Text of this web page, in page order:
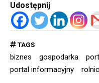
Udostępnij
TAGS
biznes gospodarka
portal informacyjny